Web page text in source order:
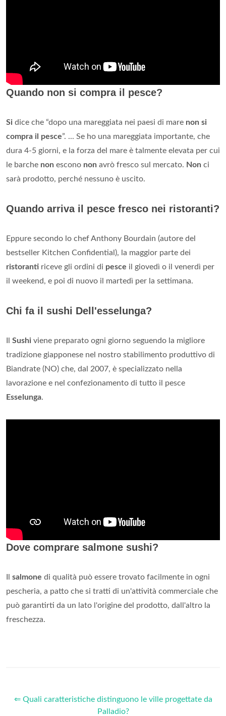
Quando non si compra il pesce?
Si dice che “dopo una mareggiata nei paesi di mare non si
compra il pesce”. ... Se ho una mareggiata importante, che
dura 4-5 giorni, e la forza del mare è talmente elevata per cui
le barche non escono non avrò fresco sul mercato. Non ci
sarà prodotto, perché nessuno è uscito.
Quando arriva il pesce fresco nei ristoranti?
Eppure secondo lo chef Anthony Bourdain (autore del
bestseller Kitchen Confidential), la maggior parte dei
ristoranti riceve gli ordini di pesce il giovedì o il venerdì per
il weekend, e poi di nuovo il martedì per la settimana.
Chi fa il sushi Dell'esselunga?
Il Sushi viene preparato ogni giorno seguendo la migliore
tradizione giapponese nel nostro stabilimento produttivo di
Biandrate (NO) che, dal 2007, è specializzato nella
lavorazione e nel confezionamento di tutto il pesce
Esselunga.
Dove comprare salmone sushi?
salmone di qualità può essere trovato facilmente in ogni
pescheria, a patto che si tratti di un'attività commerciale che
può garantirti da un lato l'origine del prodotto, dall'altro la
freschezza.
⇐ Quali caratteristiche distinguono le ville progettate da
Palladio?